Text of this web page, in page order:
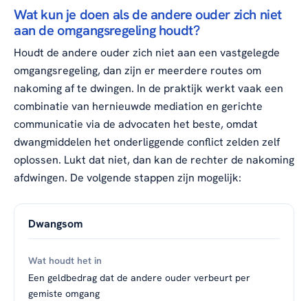
Wat kun je doen als de andere ouder zich niet
aan de omgangsregeling houdt?
Houdt de andere ouder zich niet aan een vastgelegde
omgangsregeling, dan zijn er meerdere routes om
nakoming af te dwingen. In de praktijk werkt vaak een
combinatie van hernieuwde mediation en gerichte
communicatie via de advocaten het beste, omdat
dwangmiddelen het onderliggende conflict zelden zelf
oplossen. Lukt dat niet, dan kan de rechter de nakoming
afdwingen. De volgende stappen zijn mogelijk:
Dwangsom
Een geldbedrag dat de andere ouder verbeurt per
gemiste omgang